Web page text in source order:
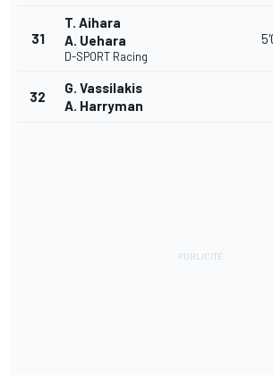
31
T. Aihara
A. Uehara
D-SPORT Racing
32
G. Vassilakis
A. Harryman